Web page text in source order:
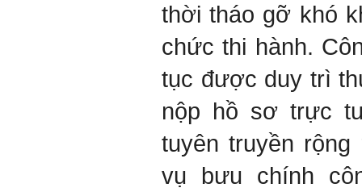
thời tháo gỡ khó
chức thi hành.
tục được duy trì
nộp hồ sơ trực
tuyên truyền
vụ bưu chính